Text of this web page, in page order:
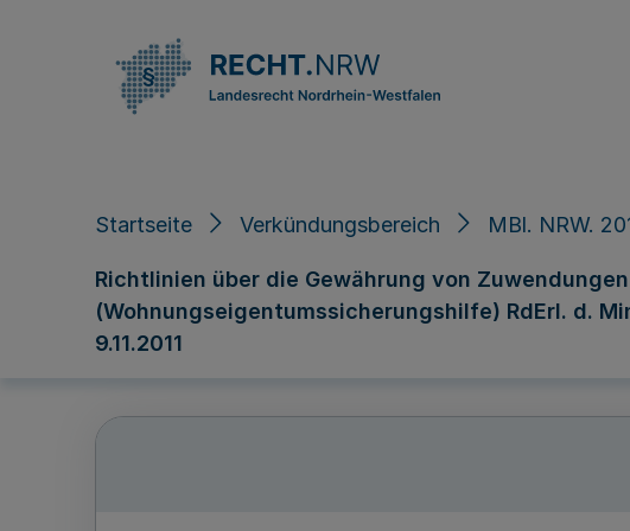
Startseite Verkündungsbereich MBl. NRW.
Richtlinien über die Gewährung von
(Wohnungseigentumssicherungshilfe) RdErl. d.
9.11.2011